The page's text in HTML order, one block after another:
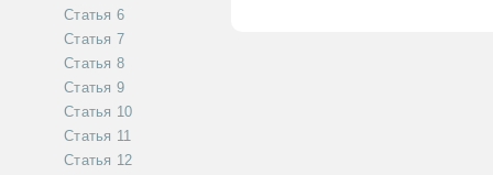
Статья 6
Статья 7
Статья 8
Статья 9
Статья 10
Статья 11
Статья 12